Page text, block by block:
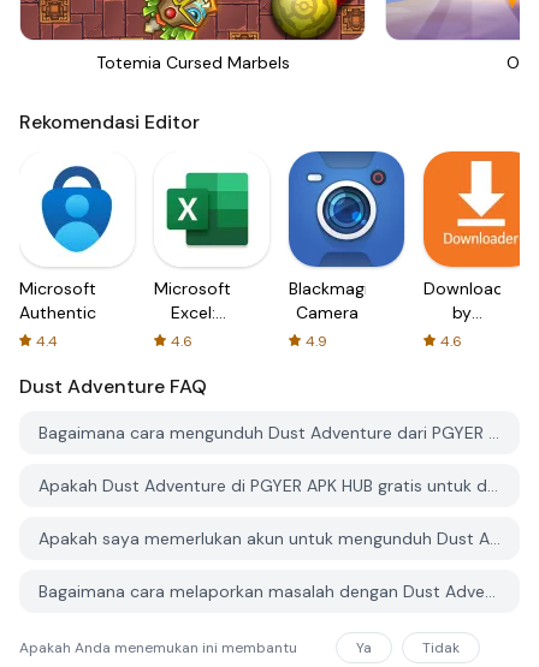
Totemia Cursed Marbels Om
Rekomendasi Editor
Microsoft
Authenticator
4.4
Microsoft
Excel:
Spreadsheets
4.6
Blackmagic
Camera
4.9
Downloader
by
AFTVnews
4.6
Dust Adventure FAQ
Bagaimana cara mengunduh Dust Adventure dari PGYER APK HUB?
Apakah Dust Adventure di PGYER APK HUB gratis untuk diunduh?
Apakah saya memerlukan akun untuk mengunduh Dust Adventure dari PGYER APK HUB?
Bagaimana cara melaporkan masalah dengan Dust Adventure di PGYER APK HUB?
Apakah Anda menemukan ini membantu Ya Tidak